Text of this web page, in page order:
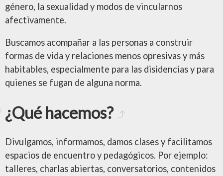
género, la sexualidad y modos de vincularnos
afectivamente.
Buscamos acompañar a las personas a construir
formas de vida y relaciones menos opresivas y más
habitables, especialmente para las disidencias y para
quienes se fugan de alguna norma.
¿Qué hacemos?
Divulgamos, informamos, damos clases y facilitamos
espacios de encuentro y pedagógicos. Por ejemplo:
talleres, charlas abiertas, conversatorios, contenidos